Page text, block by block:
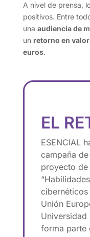
A nivel de prensa,
positivos. Entre
una audiencia de
un retorno en
euros.
EL
ESENCIAL
campaña
proyecto
Unión
forma parte